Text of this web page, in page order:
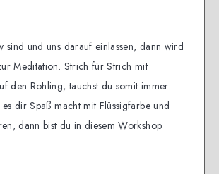
sind und uns darauf einlassen, dann wird
Meditation. Strich für Strich mit
den Rohling, tauchst du somit immer
dir Spaß macht mit Flüssigfarbe und
dann bist du in diesem Workshop